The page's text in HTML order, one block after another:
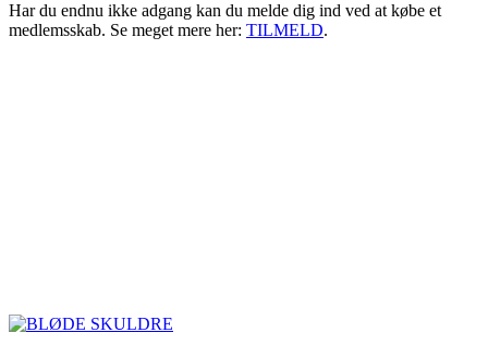
Har du endnu ikke adgang kan du melde dig ind ved at købe et
medlemsskab. Se meget mere her: TILMELD.